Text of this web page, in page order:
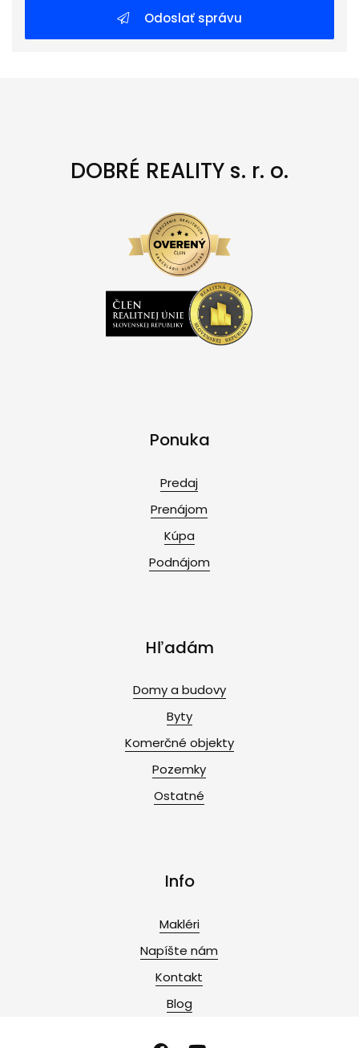
Odoslať správu
DOBRÉ REALITY s. r. o.
Ponuka
Predaj
Prenájom
Kúpa
Podnájom
Hľadám
Domy a budovy
Byty
Komerčné objekty
Pozemky
Ostatné
Info
Makléri
Napíšte nám
Kontakt
Blog